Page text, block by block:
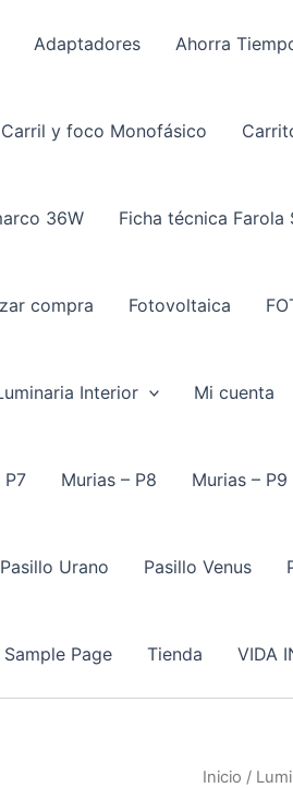
Adaptadores Ahorra
Carril y foco Monofásico
36W Ficha técnica Farola
compra Fotovoltaica
Interior Mi cuenta
P7 Murias – P8 Murias – P9
Pasillo Urano Pasillo Venus
Sample Page Tienda VIDA
Inicio /